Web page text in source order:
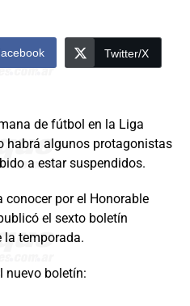
Twitter/X
de fútbol en la Liga
habrá algunos protagonistas
a estar suspendidos.
por el Honorable
el sexto boletín
la temporada.
nuevo boletín: